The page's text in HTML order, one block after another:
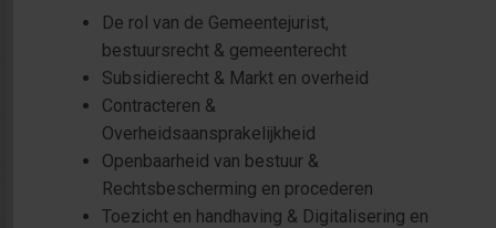
De rol van de Gemeentejurist,
bestuursrecht & gemeenterecht
Subsidierecht & Markt en overheid
Contracteren &
Overheidsaansprakelijkheid
Openbaarheid van bestuur &
Rechtsbescherming en procederen
Toezicht en handhaving & Digitalisering en